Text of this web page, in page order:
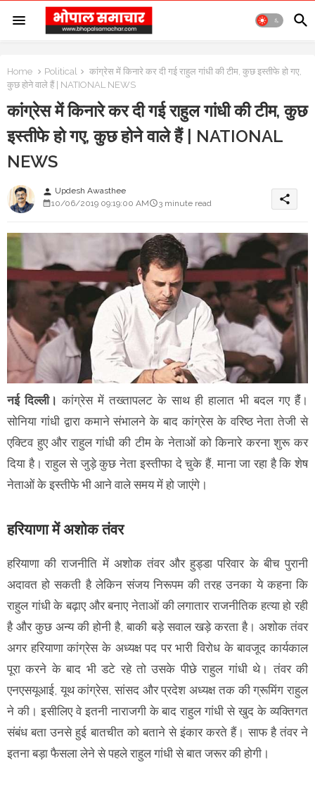
Home Political
कांग्रेस में किनारे कर दी गई राहुल गांधी की टीम, कुछ इस्तीफे हो गए,
कुछ होने वाले हैं | NATIONAL NEWS
कांग्रेस में किनारे कर दी गई राहुल गांधी की टीम, कुछ
इस्तीफे हो गए, कुछ होने वाले हैं | NATIONAL
NEWS
person Updesh Awasthee
10/06/2019 09:19:00 AM
3 minute read share
नई दिल्ली। कांग्रेस में तख्तापलट के साथ ही हालात भी बदल गए हैंं।
सोनिया गांधी द्वारा कमाने संभालने के बाद कांग्रेस के वरिष्ठ नेता तेजी से
एक्टिव हुए और राहुल गांधी की टीम के नेताओं को किनारे करना शुरू कर
दिया है। राहुल से जुड़े कुछ नेता इस्तीफा दे चुके हैं, माना जा रहा है कि शेष
नेताओं के इस्तीफे भी आने वाले समय में हो जाएंगे।
हरियाणा में अशोक तंवर
हरियाणा की राजनीति में अशोक तंवर और हुड्डा परिवार के बीच पुरानी
अदावत हो सकती है लेकिन संजय निरूपम की तरह उनका ये कहना कि
राहुल गांधी के बढ़ाए और बनाए नेताओं की लगातार राजनीतिक हत्या हो रही
है और कुछ अन्य की होनी है, बाकी बड़े सवाल खड़े करता है। अशोक तंवर
अगर हरियाणा कांग्रेस के अध्यक्ष पद पर भारी विरोध के बावजूद कार्यकाल
पूरा करने के बाद भी डटे रहे तो उसके पीछे राहुल गांधी थे। तंवर की
एनएसयूआई, यूथ कांग्रेस, सांसद और प्रदेश अध्यक्ष तक की ग्रूमिंग राहुल
ने की। इसीलिए वे इतनी नाराजगी के बाद राहुल गांधी से खुद के व्यक्तिगत
संबंध बता उनसे हुई बातचीत को बताने से इंकार करते हैं। साफ है तंवर ने
इतना बड़ा फैसला लेने से पहले राहुल गांधी से बात जरूर की होगी।